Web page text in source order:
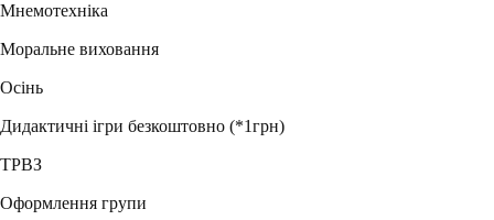
Мнемотехніка
Моральне виховання
Осінь
Дидактичні ігри безкоштовно (*1грн)
ТРВЗ
Оформлення групи